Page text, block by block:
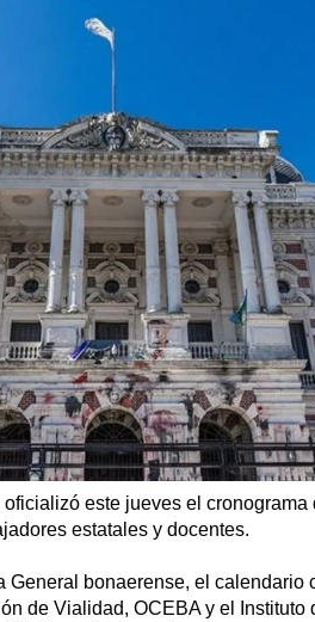
este jueves el
estatales y docentes.
General bonaerense, el calendario
de Vialidad, OCEBA y el Instituto